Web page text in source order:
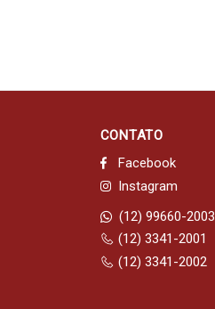
CONTATO
Facebook
Instagram
(12) 99660-2003
(12) 3341-2001
(12) 3341-2002